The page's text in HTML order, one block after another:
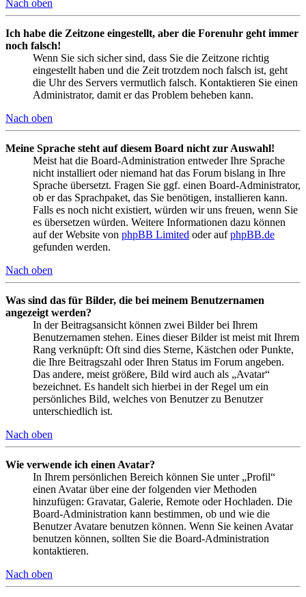
Nach oben
Ich habe die Zeitzone eingestellt, aber die Forenuhr geht immer
noch falsch!
Wenn Sie sich sicher sind, dass Sie die Zeitzone richtig
eingestellt haben und die Zeit trotzdem noch falsch ist, geht
die Uhr des Servers vermutlich falsch. Kontaktieren Sie einen
Administrator, damit er das Problem beheben kann.
Nach oben
Meine Sprache steht auf diesem Board nicht zur Auswahl!
Meist hat die Board-Administration entweder Ihre Sprache
nicht installiert oder niemand hat das Forum bislang in Ihre
Sprache übersetzt. Fragen Sie ggf. einen Board-Administrator,
ob er das Sprachpaket, das Sie benötigen, installieren kann.
Falls es noch nicht existiert, würden wir uns freuen, wenn Sie
es übersetzen würden. Weitere Informationen dazu können
auf der Website von phpBB Limited oder aufphpBB.de
gefunden werden.
Nach oben
Was sind das für Bilder, die bei meinem Benutzernamen
angezeigt werden?
In der Beitragsansicht können zwei Bilder bei Ihrem
Benutzernamen stehen. Eines dieser Bilder ist meist mit Ihrem
Rang verknüpft: Oft sind dies Sterne, Kästchen oder Punkte,
die Ihre Beitragszahl oder Ihren Status im Forum angeben.
Das andere, meist größere, Bild wird auch als „Avatar“
bezeichnet. Es handelt sich hierbei in der Regel um ein
persönliches Bild, welches von Benutzer zu Benutzer
unterschiedlich ist.
Nach oben
Wie verwende ich einen Avatar?
In Ihrem persönlichen Bereich können Sie unter „Profil“
einen Avatar über eine der folgenden vier Methoden
hinzufügen: Gravatar, Galerie, Remote oder Hochladen. Die
Board-Administration kann bestimmen, ob und wie die
Benutzer Avatare benutzen können. Wenn Sie keinen Avatar
benutzen können, sollten Sie die Board-Administration
kontaktieren.
Nach oben